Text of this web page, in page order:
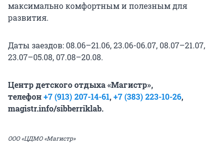
максимально комфортным и полезным для
развития.
Даты заездов: 08.06–21.06, 23.06-06.07, 08.07–21.07,
23.07–05.08, 07.08–20.08.
Центр детского отдыха «Магистр»,
телефон+7 (913) 207-14-61,+7 (383) 223-10-26,
magistr.info/sibberriklab.
ООО «ЦДМО «Магистр»